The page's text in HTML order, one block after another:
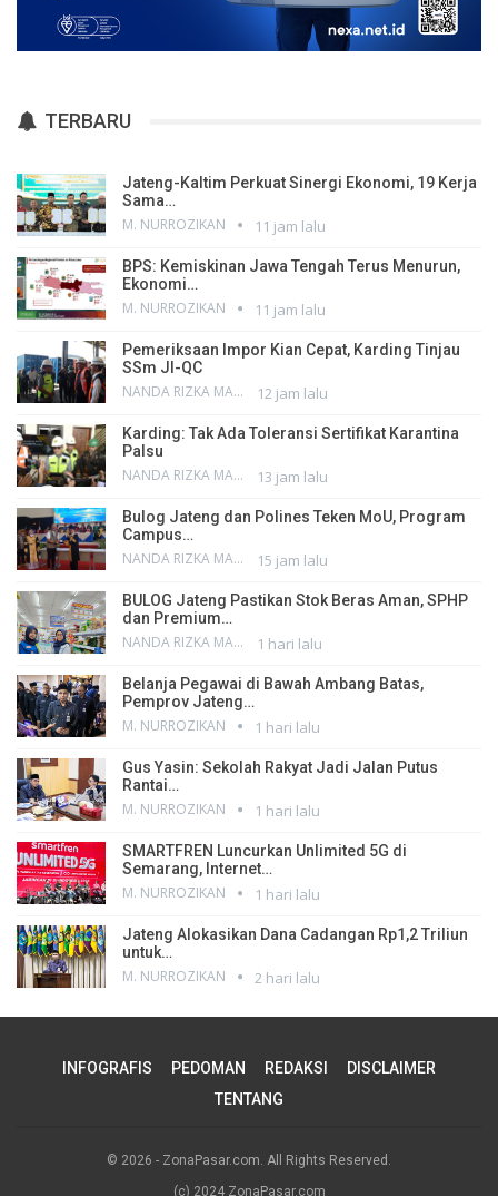
TERBARU
Jateng-Kaltim Perkuat Sinergi Ekonomi, 19 Kerja
Sama…
M. NURROZIKAN 11 jam lalu
BPS: Kemiskinan Jawa Tengah Terus Menurun,
Ekonomi…
M. NURROZIKAN 11 jam lalu
Pemeriksaan Impor Kian Cepat, Karding Tinjau
SSm JI-QC
NANDA RIZKA MAHENDRA 12 jam lalu
Karding: Tak Ada Toleransi Sertifikat Karantina
Palsu
NANDA RIZKA MAHENDRA 13 jam lalu
Bulog Jateng dan Polines Teken MoU, Program
Campus…
NANDA RIZKA MAHENDRA 15 jam lalu
BULOG Jateng Pastikan Stok Beras Aman, SPHP
dan Premium…
NANDA RIZKA MAHENDRA 1 hari lalu
Belanja Pegawai di Bawah Ambang Batas,
Pemprov Jateng…
M. NURROZIKAN 1 hari lalu
Gus Yasin: Sekolah Rakyat Jadi Jalan Putus
Rantai…
M. NURROZIKAN 1 hari lalu
SMARTFREN Luncurkan Unlimited 5G di
Semarang, Internet…
M. NURROZIKAN 1 hari lalu
Jateng Alokasikan Dana Cadangan Rp1,2 Triliun
untuk…
M. NURROZIKAN 2 hari lalu
INFOGRAFIS PEDOMAN REDAKSI
DISCLAIMER
TENTANG
© 2026 - ZonaPasar.com. All Rights Reserved.
(c) 2024 ZonaPasar.com